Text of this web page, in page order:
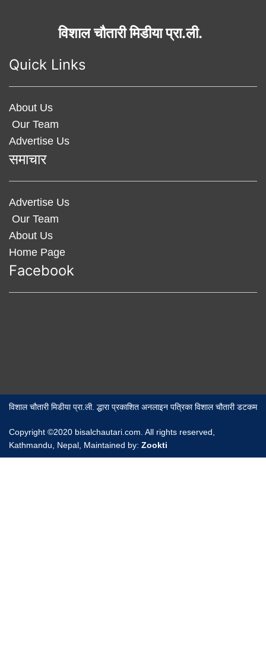
विशाल चौतारी मिडीया प्रा.ली.
Quick Links
About Us
Our Team
Advertise Us
समाचार
Advertise Us
Our Team
About Us
Home Page
Facebook
विशाल चौतारी मिडीया प्रा.ली. द्धारा प्रकाशित अनलाइन पत्रिका विशाल चौतारी डटकम
Copyright ©2020 bisalchautari.com. All rights reserved,
Kathmandu, Nepal, Maintained by: Zookti